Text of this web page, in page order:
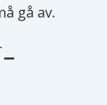
gå av.